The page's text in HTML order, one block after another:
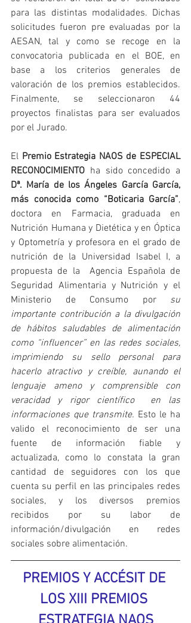
para las distintas modalidades. Dichas
solicitudes fueron pre evaluadas por la
AESAN, tal y como se recoge en la
convocatoria publicada en el BOE, en
base a los criterios generales de
valoración de los premios establecidos.
Finalmente, se seleccionaron 44
proyectos finalistas para ser evaluados
por el Jurado.
El Premio Estrategia NAOS de ESPECIAL
RECONOCIMIENTO
Dª. María de los Ángeles García García,
más conocida como “Boticaria García”,
doctora en Farmacia, graduada en
Nutrición Humana y Dietética y en Óptica
y Optometría y profesora en el grado de
nutrición de la Universidad Isabel I, a
propuesta de la  Agencia Española de
Seguridad Alimentaria y Nutrición y el
Ministerio de Consumo por su
importante contribución a la divulgación
de hábitos saludables de alimentación
como “influencer” en las redes sociales,
imprimiendo su sello personal para
hacerlo atractivo y creíble, aunando el
lenguaje ameno y comprensible con
veracidad y rigor científico  en las
informaciones que transmite. Esto le ha
valido el reconocimiento de ser una
fuente de información fiable y
actualizada, como lo constata la gran
cantidad de seguidores con los que
cuenta su perfil en las principales redes
sociales, y los diversos premios
recibidos por su labor de
información/divulgación en redes
sociales sobre alimentación.
PREMIOS Y ACCÉSIT DE
LOS XIII PREMIOS